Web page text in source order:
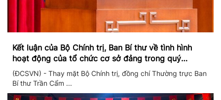
Kết luận của Bộ Chính trị, Ban Bí thư về tình hình
hoạt động của tổ chức cơ sở đảng trong quý
II/2026
(ĐCSVN) - Thay mặt Bộ Chính trị, đồng chí Thường trực Ban
Bí thư Trần Cẩm ...